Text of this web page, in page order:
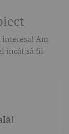
Am
încât să fii